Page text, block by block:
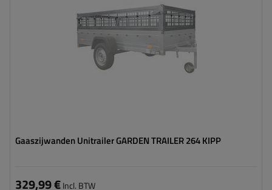
Gaaszijwanden Unitrailer GARDEN TRAILER 264 KIPP
329,99 €Incl. BTW